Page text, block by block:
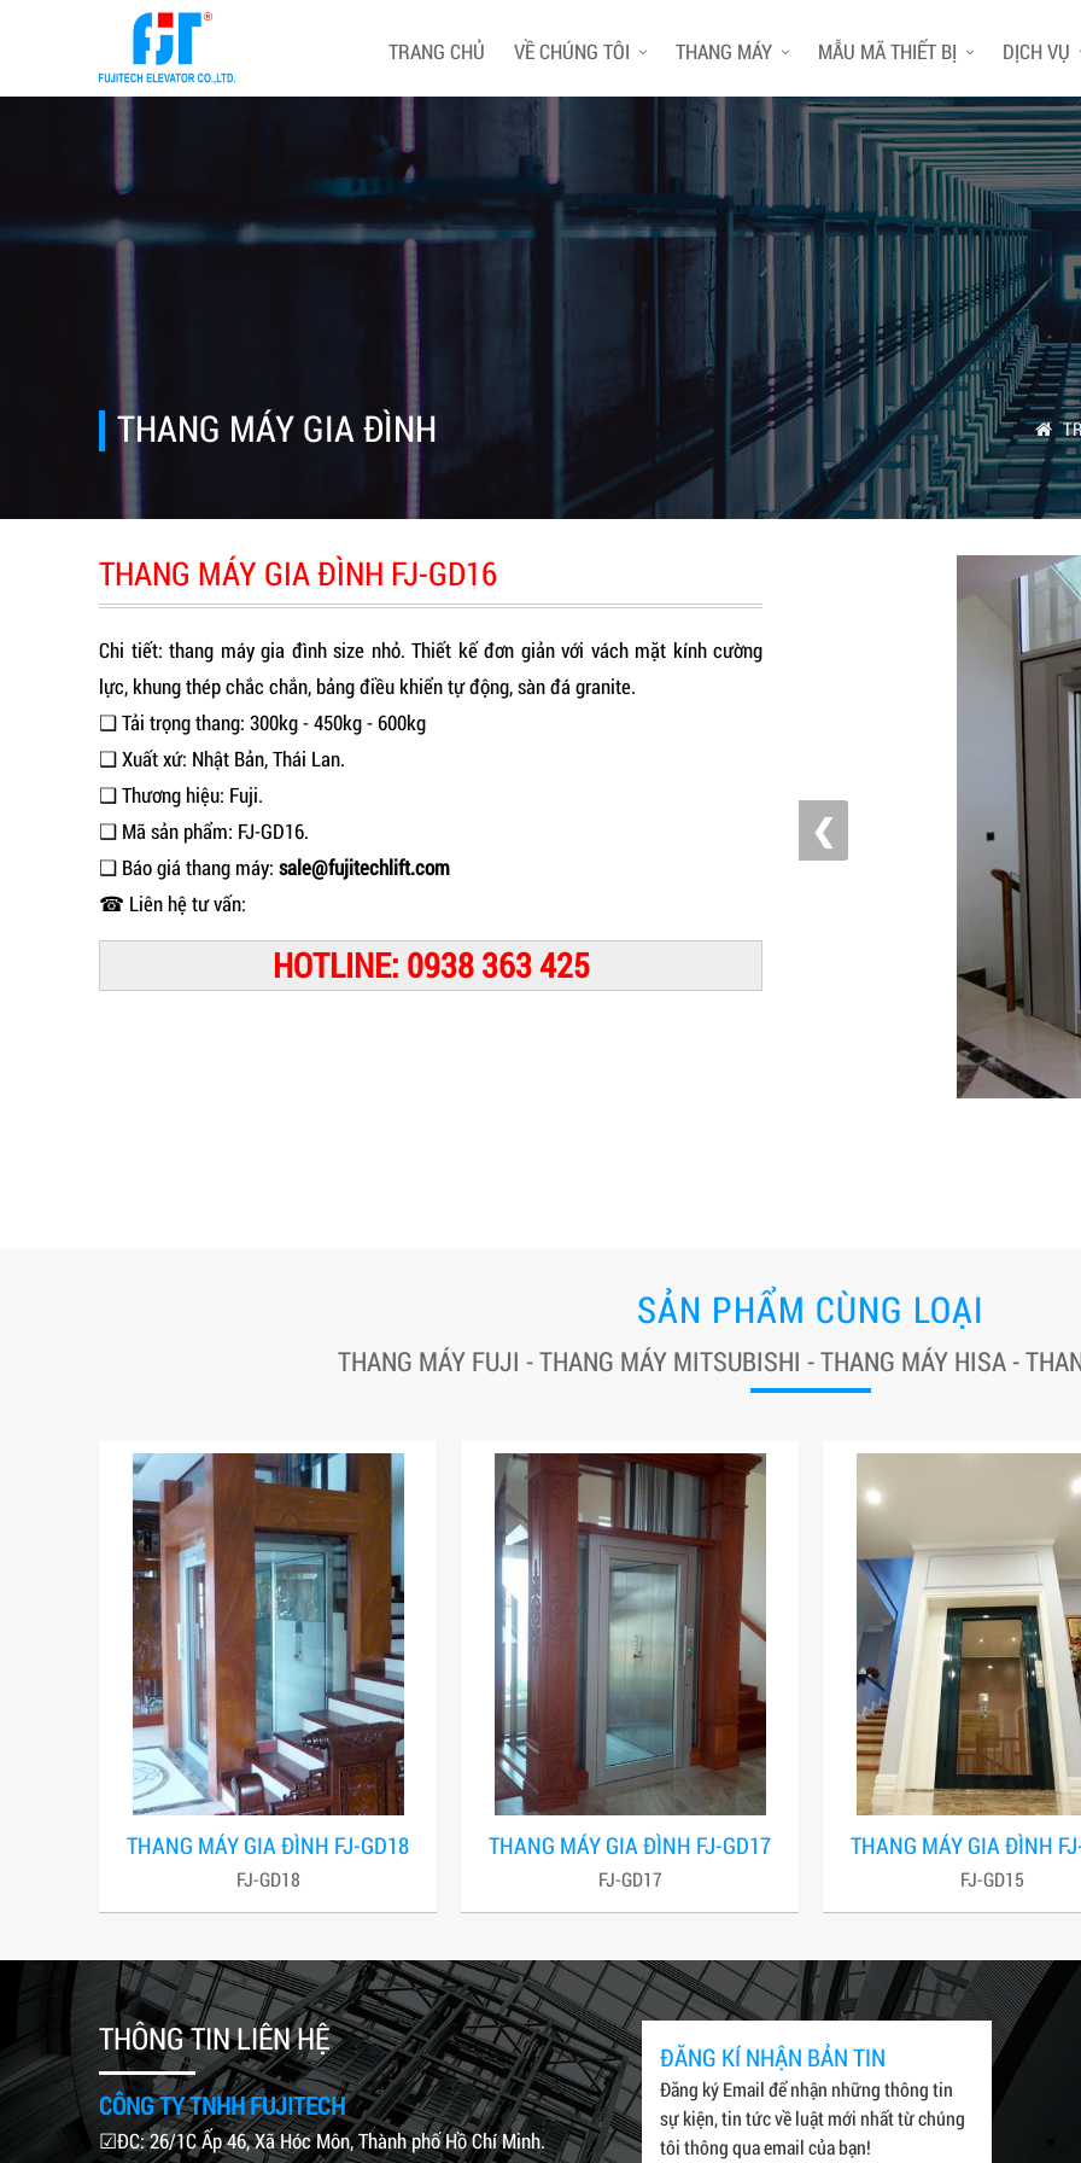
TRANG CHỦ VỀ CHÚNG TÔI THANG MÁY MẪU MÃ THIẾT BỊ DỊCH VỤ
THANG MÁY GIA ĐÌNH
THANG MÁY GIA ĐÌNH FJ-GD16
Chi tiết: thang máy gia đình size nhỏ. Thiết kế đơn giản với vách mặt kính cường
lực, khung thép chắc chắn, bảng điều khiển tự động, sàn đá granite.
❑ Tải trọng thang: 300kg - 450kg - 600kg
❑ Xuất xứ: Nhật Bản, Thái Lan.
❑ Thương hiệu: Fuji.
❑ Mã sản phẩm: FJ-GD16.
❑ Báo giá thang máy: sale@fujitechlift.com
☎ Liên hệ tư vấn:
HOTLINE: 0938 363 425
❮
SẢN PHẨM CÙNG LOẠI
THANG MÁY FUJI - THANG MÁY MITSUBISHI - THANG MÁY HISA -
THANG MÁY GIA ĐÌNH FJ-GD18
FJ-GD18
THANG MÁY GIA ĐÌNH FJ-GD17
FJ-GD17
THANG MÁY GIA ĐÌNH
FJ-GD15
THÔNG TIN LIÊN HỆ
CÔNG TY TNHH FUJITECH
☑ĐC: 26/1C Ấp 46, Xã Hóc Môn, Thành phố Hồ Chí Minh.
ĐĂNG KÍ NHẬN BẢN TIN
Đăng ký Email để nhận những thông tin
sự kiện, tin tức về luật mới nhất từ chúng
tôi thông qua email của bạn!